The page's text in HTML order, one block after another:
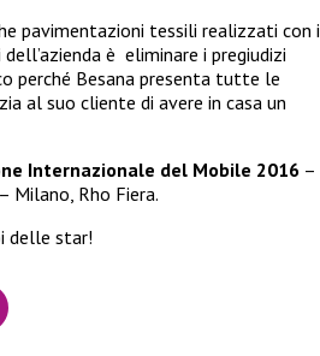
pavimentazioni tessili realizzati con i
è eliminare i pregiudizi
perché Besana presenta tutte le
al suo cliente di avere in casa un
Internazionale del Mobile 2016 –
Milano, Rho Fiera.
delle star!